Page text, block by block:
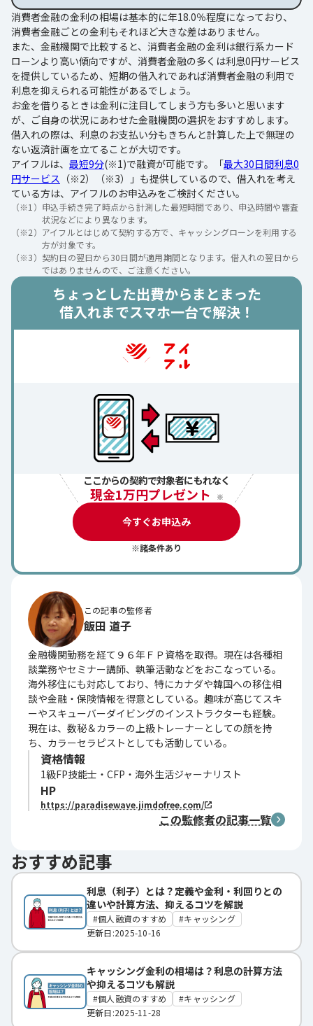
消費者金融の金利の相場は基本的に年18.0％程度になっており、
消費者金融ごとの金利もそれほど大きな差はありません。
また、金融機関で比較すると、消費者金融の金利は銀行系カード
ローンより高い傾向ですが、消費者金融の多くは利息0円サービス
を提供しているため、短期の借入れであれば消費者金融の利用で
利息を抑えられる可能性があるでしょう。
お金を借りるときは金利に注目してしまう方も多いと思います
が、ご自身の状況にあわせた金融機関の選択をおすすめします。
借入れの際は、利息のお支払い分もきちんと計算した上で無理の
ない返済計画を立てることが大切です。
アイフルは、 最短9分(※1)で融資が可能です。「最大30日間利息0
円サービス （※2）（※3）」も提供しているので、借入れを考え
ている方は、アイフルのお申込みをご検討ください。
（※1） 申込手続き完了時点から計測した最短時間であり、申込時間や審査
状況などにより異なります。
（※2） アイフルとはじめて契約する方で、キャッシングローンを利用する
方が対象です。
（※3） 契約日の翌日から30日間が適用期間となります。借入れの翌日から
ではありませんので、ご注意ください。
ちょっとした出費からまとまった
借入れまでスマホ一台で解決！
ここからの契約で対象者にもれなく
現金1万円プレゼント ※
今すぐお申込み
※諸条件あり
この記事の監修者
飯田 道子
金融機関勤務を経て９６年ＦＰ資格を取得。現在は各種相
談業務やセミナー講師、執筆活動などをおこなっている。
海外移住にも対応しており、特にカナダや韓国への移住相
談や金融・保険情報を得意としている。趣味が高じてスキ
ーやスキューバーダイビングのインストラクターも経験。
現在は、数秘＆カラーの上級トレーナーとしての顔を持
ち、カラーセラピストとしても活動している。
資格情報
1級FP技能士・CFP・海外生活ジャーナリスト
HP
https://paradisewave.jimdofree.com/
この監修者の記事一覧
おすすめ記事
利息（利子）とは？定義や金利・利回りとの
違いや計算方法、抑えるコツを解説
個人融資のすすめ
キャッシング
更新日:2025-10-16
キャッシング金利の相場は？利息の計算方法
や抑えるコツも解説
個人融資のすすめ
キャッシング
更新日:2025-11-28